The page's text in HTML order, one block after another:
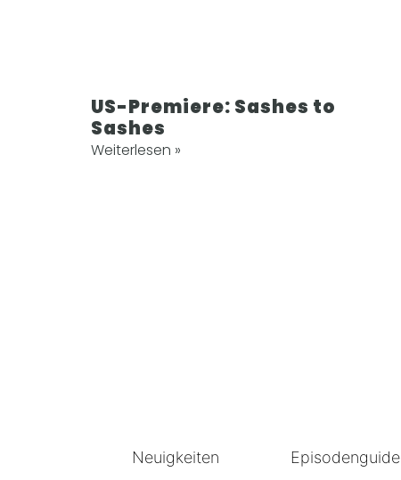
US-Premiere: Sashes to
Sashes
Weiterlesen »
Neuigkeiten Episodenguide